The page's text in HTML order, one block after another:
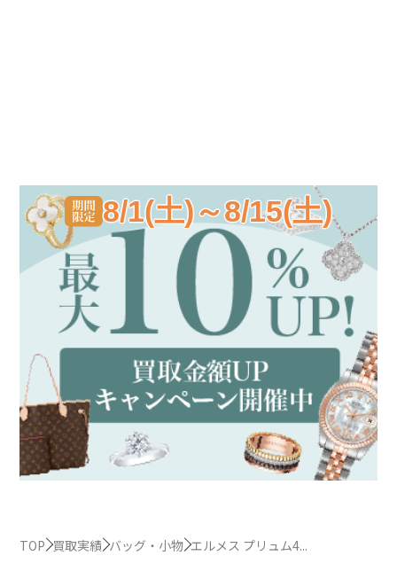
8/1(土)～8/15(土)
TOP 買取実績 バッグ・小物 エルメス プリュム4...